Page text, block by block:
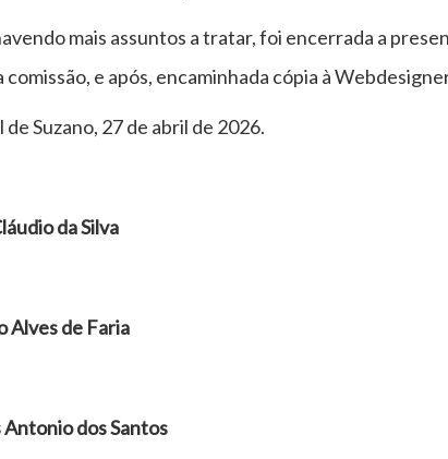
mais assuntos a tratar, foi encerrada a
comissão, e após, encaminhada cópia à
Suzano, 27 de abril de 2026.
da Silva
Alves de Faria
dos Santos